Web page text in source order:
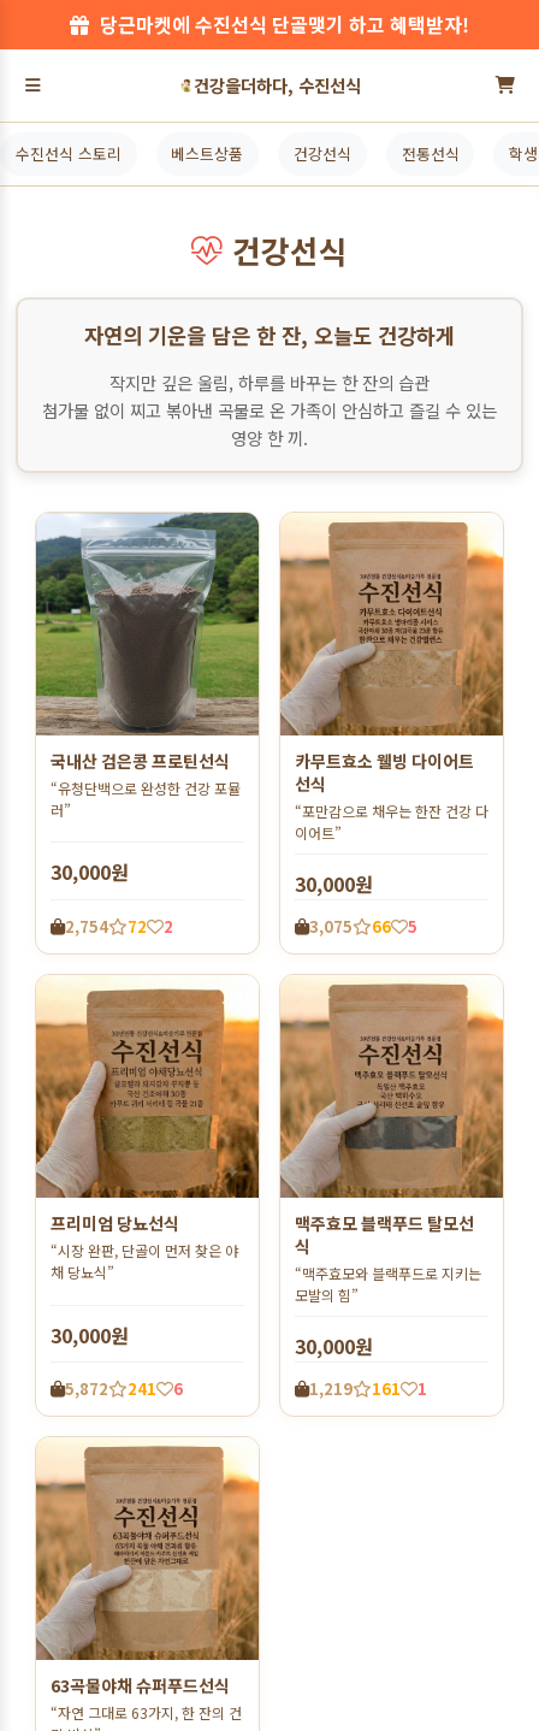
카카오톡 검색창에 수진선식을 검색해보세요!
건강을더하다, 수진선식
수진선식 스토리 베스트상품 건강선식 전통선식 학
건강선식
자연의 기운을 담은 한 잔, 오늘도 건강하게
작지만 깊은 울림, 하루를 바꾸는 한 잔의 습관
첨가물 없이 찌고 볶아낸 곡물로 온 가족이 안심하고 즐길 수 있는
영양 한 끼.
국내산 검은콩 프로틴선식
“유청단백으로 완성한 건강 포뮬
러”
30,000원
2,754 72 2
카무트효소 웰빙 다이어트
선식
“포만감으로 채우는 한잔 건강 다
이어트”
30,000원
3,075 66 5
프리미엄 당뇨선식
“시장 완판, 단골이 먼저 찾은 야
채 당뇨식”
30,000원
5,872 241 6
맥주효모 블랙푸드 탈모선
식
“맥주효모와 블랙푸드로 지키는
모발의 힘”
30,000원
1,219 161 1
63곡물야채 슈퍼푸드선식
“자연 그대로 63가지, 한 잔의 건